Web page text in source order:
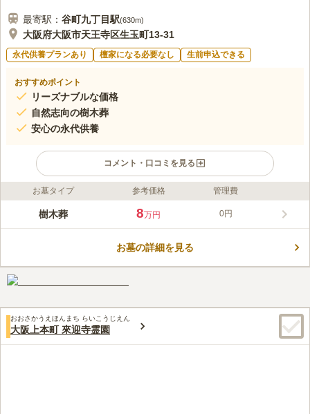
最寄駅： 谷町九丁目駅(630m)
大阪府大阪市天王寺区生玉町13-31
永代供養プランあり 檀家になる必要なし 生前申込できる
おすすめポイント
リーズナブルな価格
自然志向の樹木葬
安心の永代供養
コメント・口コミを見る
ライフドット編集部のコメント
大阪市天王寺区に位置する歴史ある禅寺「齢延寺」が提供する樹
本堂前のプレミア樹木葬はしだれ桜をシンボルとし、格式と自然
境はお墓参りにも適しています。
口コミ評価
お墓タイプ 参考価格 管理費
樹木葬 8万円 0円
お墓の詳細を見る
おおさかうえほんまち らいこうじえん
大阪上本町 來迎寺霊園